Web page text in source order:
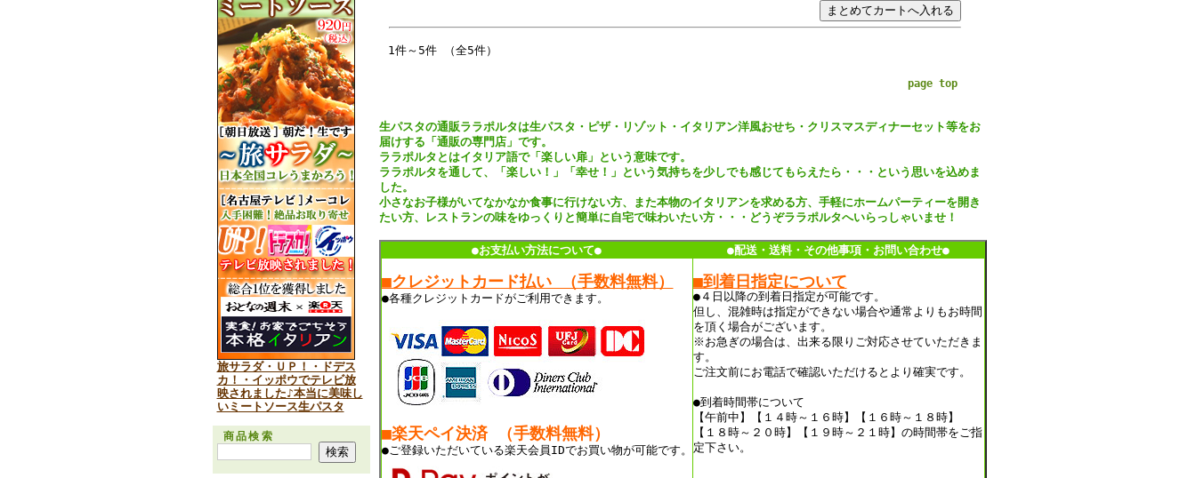
旅サラダ・ＵＰ！・ドデス
カ！・イッポウでテレビ放
映されました♪本当に美味し
いミートソース生パスタ
商品検索
1件～5件 （全5件）
page top
生パスタの通販ララポルタは生パスタ・ピザ・リゾット・イタリアン洋風おせち・クリスマスディナーセット等をお
届けする「通販の専門店」です。
ララポルタとはイタリア語で「楽しい扉」という意味です。
ララポルタを通して、「楽しい！」「幸せ！」という気持ちを少しでも感じてもらえたら・・・という思いを込めま
した。
小さなお子様がいてなかなか食事に行けない方、また本物のイタリアンを求める方、手軽にホームパーティーを開き
たい方、レストランの味をゆっくりと簡単に自宅で味わいたい方・・・どうぞララポルタへいらっしゃいませ！
●お支払い方法について● ●配送・送料・その他事項・お問い合わせ●
■クレジットカード払い （手数料無料）
●各種クレジットカードがご利用できます。
■楽天ペイ決済 （手数料無料）
●ご登録いただいている楽天会員IDでお買い物が可能です。
■到着日指定について
●４日以降の到着日指定が可能です。
但し、混雑時は指定ができない場合や通常よりもお時間
を頂く場合がございます。
※お急ぎの場合は、出来る限りご対応させていただきま
す。
ご注文前にお電話で確認いただけるとより確実です。
●到着時間帯について
【午前中】【１４時～１６時】【１６時～１８時】
【１８時～２０時】【１９時～２１時】の時間帯をご指
定下さい。